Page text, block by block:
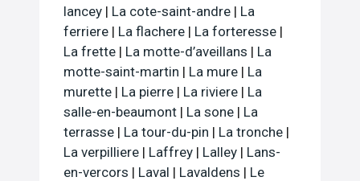
lancey | La cote-saint-andre | La
ferriere | La flachere | La forteresse |
La frette | La motte-d’aveillans | La
motte-saint-martin | La mure | La
murette | La pierre | La riviere | La
salle-en-beaumont | La sone | La
terrasse | La tour-du-pin | La tronche |
La verpilliere | Laffrey | Lalley | Lans-
en-vercors | Laval | Lavaldens | Le